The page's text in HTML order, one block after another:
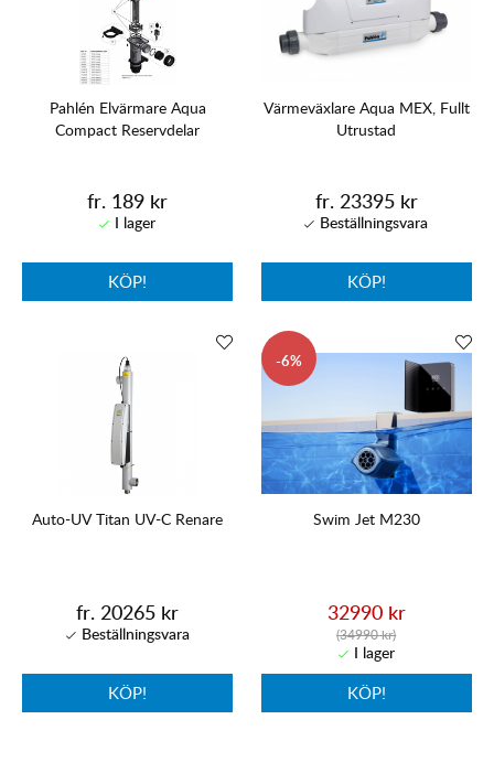
Pahlén Elvärmare Aqua
Compact Reservdelar
fr. 189 kr
KÖP!
Värmeväxlare Aqua MEX, Fullt
Utrustad
fr. 23395 kr
KÖP!
Auto-UV Titan UV-C Renare
fr. 20265 kr
KÖP!
6
Swim Jet M230
32990 kr
(34990 kr)
KÖP!